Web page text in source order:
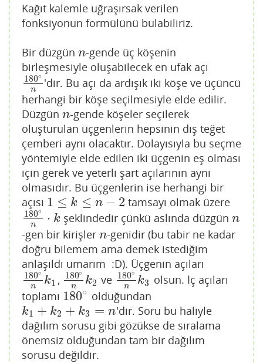
Kağıt kalemle uğraşırsak verilen
fonksiyonun formülünü bulabiliriz.
Bir düzgün n
n-gende üç köşenin
birleşmesiyle oluşabilecek en ufak açı
180∘
n
180∘n
'dir. Bu açı da ardışık iki köşe ve üçüncü
herhangi bir köşe seçilmesiyle elde edilir.
Düzgün n
n-gende köşeler seçilerek
oluşturulan üçgenlerin hepsinin dış teğet
çemberi aynı olacaktır. Dolayısıyla bu seçme
yöntemiyle elde edilen iki üçgenin eş olması
için gerek ve yeterli şart açılarının aynı
olmasıdır. Bu üçgenlerin ise herhangi bir
açısı 1 ≤ k ≤ n − 2
1 ≤k≤ n− 2 tamsayı olmak üzere
180∘
n ⋅ k
180∘ n ⋅k şeklindedir çünkü aslında düzgünn
n
-gen bir kirişler n
n-genidir (bu tabir ne kadar
doğru bilemem ama demek istediğim
anlaşıldı umarım :D). Üçgenin açıları
180∘
n k1
180∘nk 1, 180∘
n k2
180∘nk 2
ve 180∘
n k3
180∘nk 3
olsun. İç açıları
toplamı 180∘
180∘ olduğundan
k1 + k2 + k3 = n
k1 +k2 +k 3=n
'dir. Soru bu haliyle
dağılım sorusu gibi gözükse de sıralama
önemsiz olduğundan tam bir dağılım
sorusu değildir.